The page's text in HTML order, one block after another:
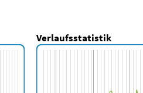
Verlaufsstatistik